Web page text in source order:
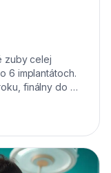
zuby celej
6 implantátoch.
finálny do 4